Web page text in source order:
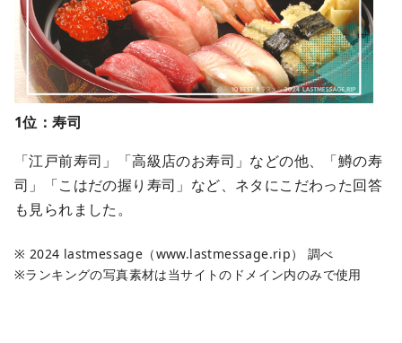
1位：寿司
「江戸前寿司」「高級店のお寿司」などの他、「鱒の寿
司」「こはだの握り寿司」など、ネタにこだわった回答
も見られました。
※ 2024 lastmessage（www.lastmessage.rip） 調べ
※ランキングの写真素材は当サイトのドメイン内のみで使用